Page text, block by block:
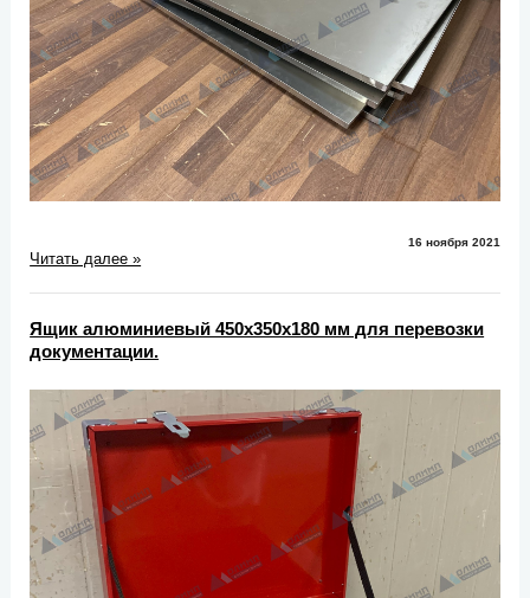
16 ноября 2021
Читать далее »
Ящик алюминиевый 450х350х180 мм для перевозки
документации.